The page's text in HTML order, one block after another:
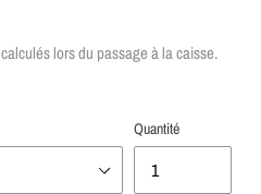
calculés lors du passage à la caisse.
Quantité